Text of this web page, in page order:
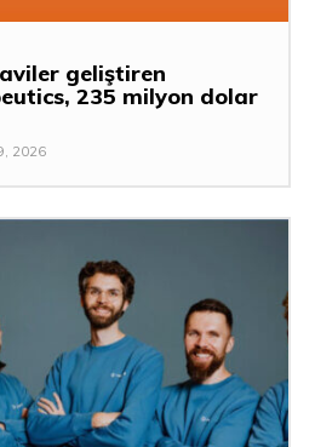
geliştiren
235 milyon dolar
2026